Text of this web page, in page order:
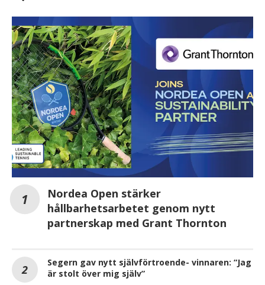
Nordea Open stärker
hållbarhetsarbetet genom nytt
partnerskap med Grant Thornton
Segern gav nytt självförtroende- vinnaren: “Jag
är stolt över mig själv”